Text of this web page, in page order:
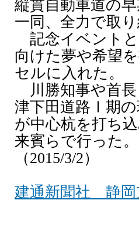
縦貫自動車道の
一同、全力で取
記念イベントと
向けた夢や希望
セルに入れた。
川勝知事や首長
津下田道路Ⅰ期の
が中心杭を打ち
来賓らで行った。
（2015/3/2）
建通新聞社 静岡